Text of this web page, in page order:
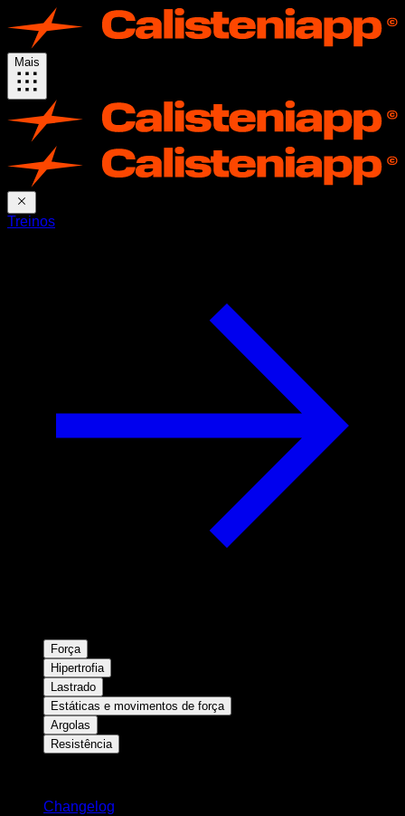
Mais
Treinos
Força
Hipertrofia
Lastrado
Estáticas e movimentos de força
Argolas
Resistência
Changelog